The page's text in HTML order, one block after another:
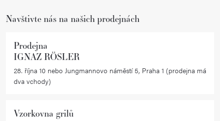
Navštivte nás na našich prodejnách
Prodejna
IGNAZ RÖSLER
28. října 10 nebo Jungmannovo náměstí 5, Praha 1 (prodejna má
dva vchody)
Vzorkovna grilů